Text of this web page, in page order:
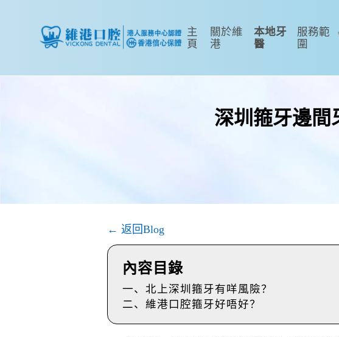
主
頁
關於維
港
本地牙
醫
服務範
圍
深圳箍牙邊間
← 返回Blog
內容目錄
一、北上深圳箍牙有咩風險？
二、維港口腔箍牙好唔好？